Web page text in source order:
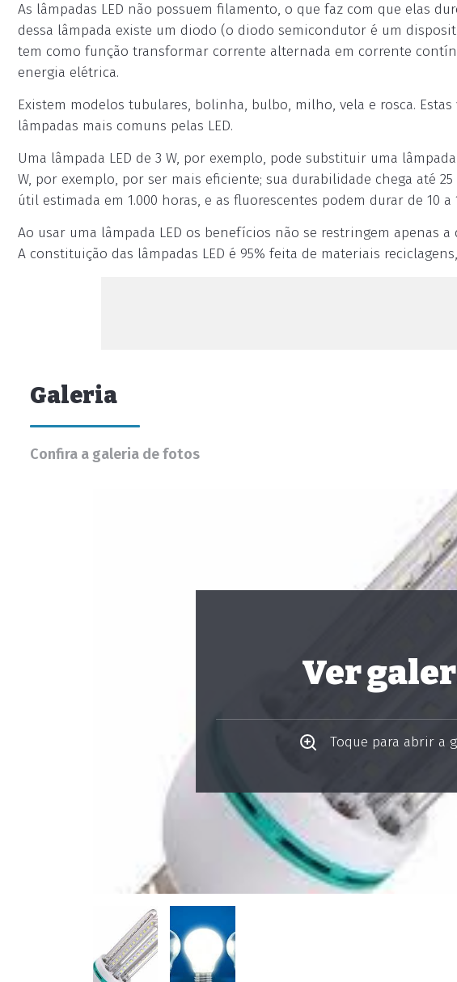
As lâmpadas LED não possuem filamento, o que faz com que elas
dessa lâmpada existe um diodo (o diodo semicondutor é um
tem como função transformar corrente alternada em corrente
energia elétrica.
Existem modelos tubulares, bolinha, bulbo, milho, vela e rosca.
lâmpadas mais comuns pelas LED.
Uma lâmpada LED de 3 W, por exemplo, pode substituir uma
W, por exemplo, por ser mais eficiente; sua durabilidade chega até
útil estimada em 1.000 horas, e as fluorescentes podem durar de 10 a
Ao usar uma lâmpada LED os benefícios não se restringem apenas
A constituição das lâmpadas LED é 95% feita de materiais
Galeria
Confira a galeria de fotos
Ver
Toque para abrir a